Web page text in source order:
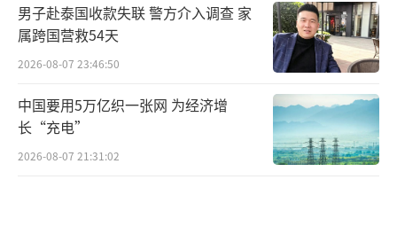
男子赴泰国收款失联 警方介入调查 家
属跨国营救54天
2026-08-07 23:46:50
中国要用5万亿织一张网 为经济增
长“充电”
2026-08-07 21:31:02